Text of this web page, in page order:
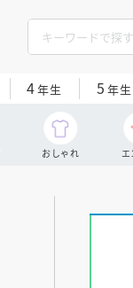
4年生 5 年生
おしゃれ エ